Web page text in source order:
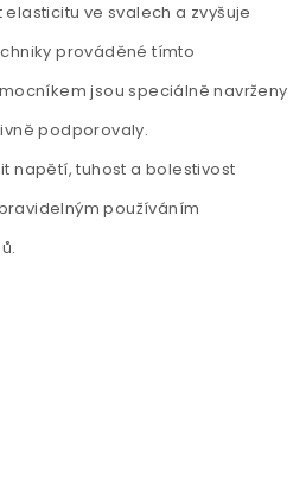
ve svalech a zvyšuje
prováděné tímto
jsou speciálně navrženy
podporovaly.
napětí, tuhost a bolestivost
používáním